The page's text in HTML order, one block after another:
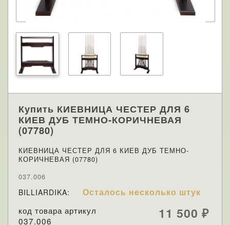
Купить КИЕВНИЦА ЧЕСТЕР ДЛЯ 6
КИЕВ ДУБ ТЕМНО-КОРИЧНЕВАЯ
(07780)
КИЕВНИЦА ЧЕСТЕР ДЛЯ 6 КИЕВ ДУБ ТЕМНО-
КОРИЧНЕВАЯ (07780)
037.006
BILLIARDIKA: Осталось несколько штук
код товара артикул
037.006
11 500 ₽